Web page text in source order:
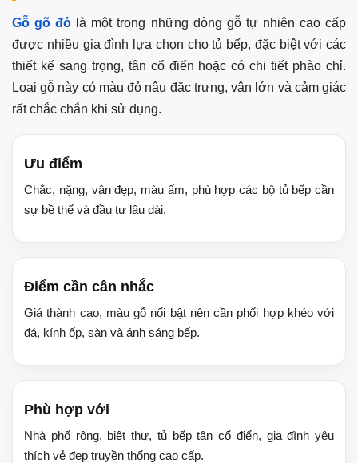
Gỗ gõ đỏ là một trong những dòng gỗ tự nhiên cao cấp
được nhiều gia đình lựa chọn cho tủ bếp, đặc biệt với các
thiết kế sang trọng, tân cổ điển hoặc có chi tiết phào chỉ.
Loại gỗ này có màu đỏ nâu đặc trưng, vân lớn và cảm giác
rất chắc chắn khi sử dụng.
Ưu điểm
Chắc, nặng, vân đẹp, màu ấm, phù hợp các bộ tủ bếp cần
sự bề thế và đầu tư lâu dài.
Điểm cần cân nhắc
Giá thành cao, màu gỗ nổi bật nên cần phối hợp khéo với
đá, kính ốp, sàn và ánh sáng bếp.
Phù hợp với
Nhà phố rộng, biệt thự, tủ bếp tân cổ điển, gia đình yêu
thích vẻ đẹp truyền thống cao cấp.